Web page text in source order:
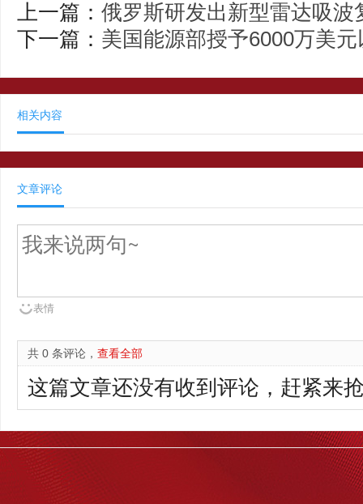
上一篇： 俄罗斯研发出新型雷达吸波
下一篇： 美国能源部授予6000万美
相关内容
文章评论
表情
共 0 条评论， 查看全部
这篇文章还没有收到评论，赶紧来